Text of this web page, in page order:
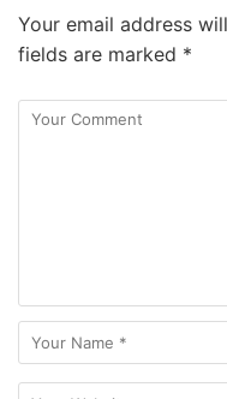
Your email address
fields are marked *